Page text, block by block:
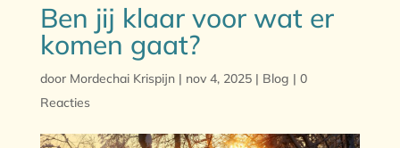
Ben jij klaar voor wat er
komen gaat?
door Mordechai Krispijn| nov 4, 2025| Blog | 0
Reacties